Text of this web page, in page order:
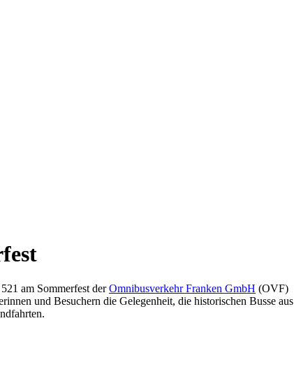
am Sommerfest derOmnibusverkehr Franken GmbH (OVF)
und Besuchern die Gelegenheit, die historischen Busse aus